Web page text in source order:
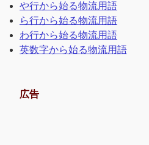
や行から始る物流用語
ら行から始る物流用語
わ行から始る物流用語
英数字から始る物流用語
広告